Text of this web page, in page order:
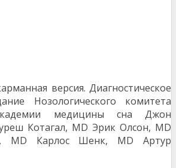
версия. Диагностическое
Нозологического комитета
медицины сна Джон
Котагал, MD Эрик Олсон, MD
MD Карлос Шенк, MD Артур